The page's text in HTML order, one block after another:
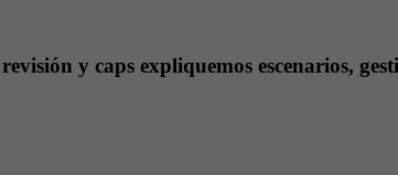
y caps expliquemos escenarios,